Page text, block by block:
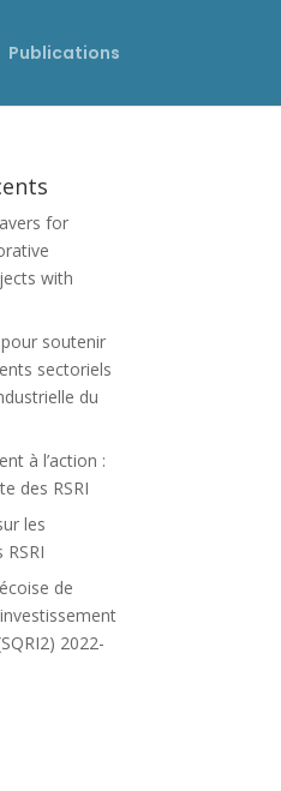
Publications
for
with
soutenir
sectoriels
du
à l’action :
des RSRI
les
de
2022-